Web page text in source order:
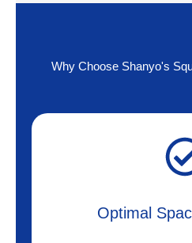
Why Choose Shanyo's
Optimal